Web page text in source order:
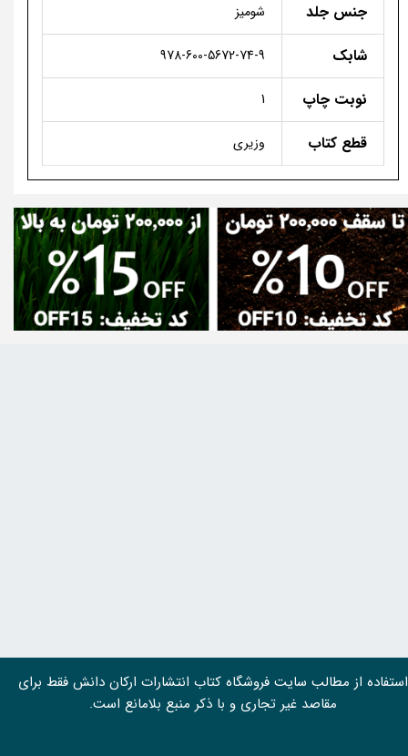
جنس جلد شومیز
شابک 978-600-5672-74-9
نوبت چاپ 1
قطع کتاب وزیری
استفاده از مطالب سايت فروشگاه کتاب انتشارات ارکان دانش فقط برای
مقاصد غیر تجاری و با ذکر منبع بلامانع است.